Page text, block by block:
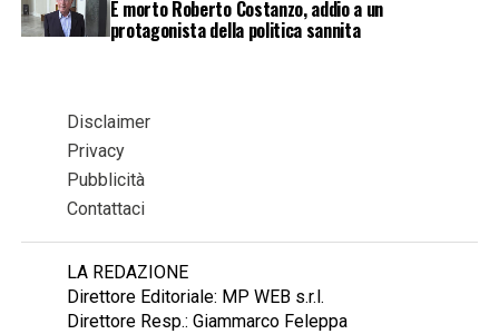
È morto Roberto Costanzo, addio a un
protagonista della politica sannita
Disclaimer
Privacy
Pubblicità
Contattaci
LA REDAZIONE
Direttore Editoriale: MP WEB s.r.l.
Direttore Resp.: Giammarco Feleppa